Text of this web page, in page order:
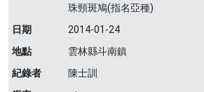
珠頸斑鳩(指名亞種)
日期
2014-01-24
地點
雲林縣斗南鎮
紀錄者
陳士訓